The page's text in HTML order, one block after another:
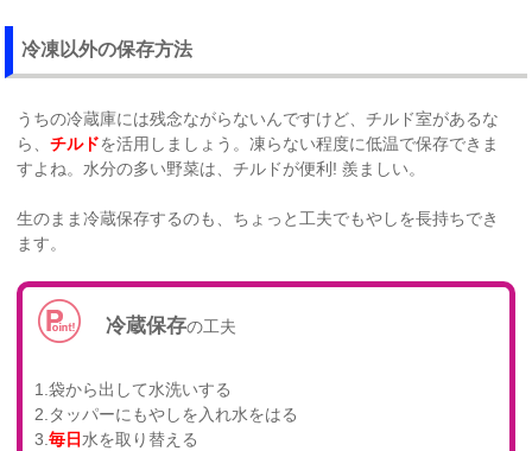
冷凍以外の保存方法
うちの冷蔵庫には残念ながらないんですけど、チルド室があるな
ら、チルドを活用しましょう。凍らない程度に低温で保存できま
すよね。水分の多い野菜は、チルドが便利! 羨ましい。
生のまま冷蔵保存するのも、ちょっと工夫でもやしを長持ちでき
ます。
冷蔵保存の工夫
1.袋から出して水洗いする
2.タッパーにもやしを入れ水をはる
3.毎日水を取り替える